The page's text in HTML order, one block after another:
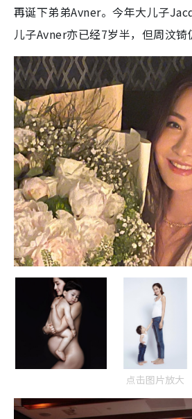
再诞下弟弟Avner。今年大儿子
儿子Avner亦已经7岁半，但周汶锜
点击图片放大